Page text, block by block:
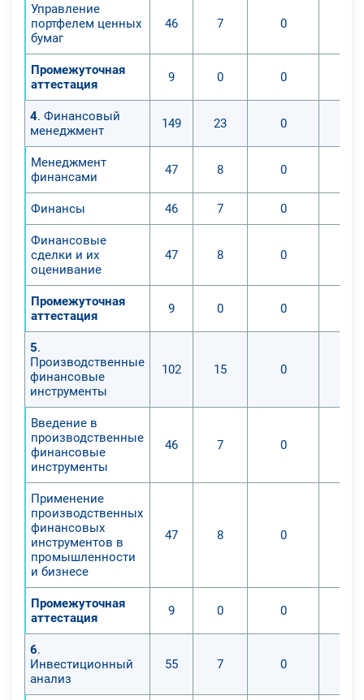
Управление
портфелем ценных
бумаг
46 7 0
Промежуточная
аттестация
9 0 0
4. Финансовый
менеджмент
149 23 0
Менеджмент
финансами
47 8 0
Финансы 46 7 0
Финансовые
сделки и их
оценивание
47 8 0
Промежуточная
аттестация
9 0 0
5.
Производственные
финансовые
инструменты
102 15 0
Введение в
производственные
финансовые
инструменты
46 7 0
Применение
производственных
финансовых
инструментов в
промышленности
и бизнесе
47 8 0
Промежуточная
аттестация
9 0 0
6.
Инвестиционный
анализ
55 7 0